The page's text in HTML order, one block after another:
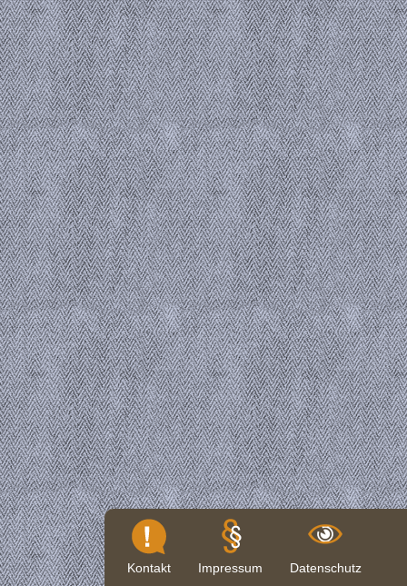
Kontakt Impressum Datenschutz